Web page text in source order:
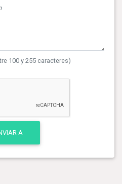
100 y 255 caracteres)
A